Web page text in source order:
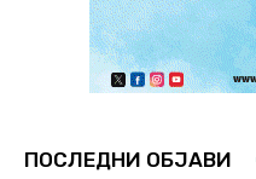
ПОСЛЕДНИ ОБЈАВИ